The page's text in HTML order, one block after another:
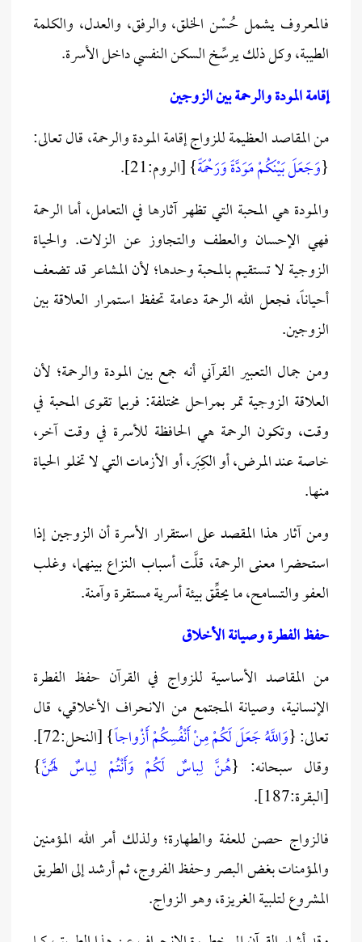
فالمعروف يشمل حُسْن الخلق، والرفق، والعدل، والكلمة
الطيبة، وكل ذلك يرسِّخ السكن النفسي داخل الأسرة.
إقامة المودة والرحمة بين الزوجين
من المقاصد العظيمة للزواج إقامة المودة والرحمة، قال تعالى:
{وَجَعَلَ بَيْنَكُمْ مَوَدَّةً وَرَحْمَةً} [الروم:21].
والمودة هي المحبة التي تظهر آثارها في التعامل، أما الرحمة
فهي الإحسان والعطف والتجاوز عن الزلات. والحياة
الزوجية لا تستقيم بالمحبة وحدها؛ لأن المشاعر قد تضعف
أحياناً، فجعل الله الرحمة دعامة تحفظ استمرار العلاقة بين
الزوجين.
ومن جمال التعبير القرآني أنه جمع بين المودة والرحمة؛ لأن
العلاقة الزوجية تمر بمراحل مختلفة: فربما تقوى المحبة في
وقت، وتكون الرحمة هي الحافظة للأسرة في وقت آخر،
خاصة عند المرض، أو الكِبَر، أو الأزمات التي لا تخلو الحياة
منها.
ومن آثار هذا المقصد على استقرار الأسرة أن الزوجين إذا
استحضرا معنى الرحمة، قلَّت أسباب النزاع بينهما، وغلب
العفو والتسامح، ما يحقِّق بيئة أسرية مستقرة وآمنة.
حفظ الفطرة وصيانة الأخلاق
من المقاصد الأساسية للزواج في القرآن حفظ الفطرة
الإنسانية، وصيانة المجتمع من الانحراف الأخلاقي، قال
تعالى: {وَاللَّهُ جَعَلَ لَكُمْ مِنْ أَنْفُسِكُمْ أَزْواجاً
} [النحل:72].
وقال سبحانه: {هُنَّ لِباسٌ لَكُمْ وَأَنْتُمْ لِباسٌ لَهُنَّ}
[البقرة:187].
فالزواج حصن للعفة والطهارة؛ ولذلك أمر الله المؤمنين
والمؤمنات بغض البصر وحفظ الفروج، ثم أرشد إلى الطريق
المشروع لتلبية الغريزة، وهو الزواج.